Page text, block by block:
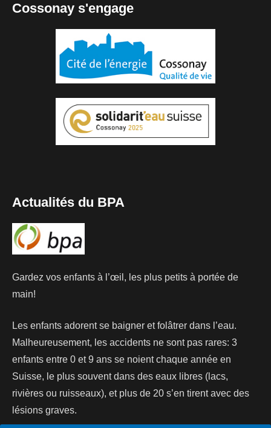
Cossonay s'engage
Actualités du BPA
Gardez vos enfants à l’œil, les plus petits à portée de
main!
Les enfants adorent se baigner et folâtrer dans l’eau.
Malheureusement, les accidents ne sont pas rares: 3
enfants entre 0 et 9 ans se noient chaque année en
Suisse, le plus souvent dans des eaux libres (lacs,
rivières ou ruisseaux), et plus de 20 s’en tirent avec des
lésions graves.